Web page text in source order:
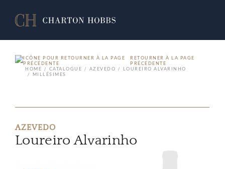
RETOURNER À LA PAGE
PRÉCÉDENTE
HOME
CATALOGUE AZEVEDO
LOUREIRO ALVARINHO
MILLÉSIMES
AZEVEDO
Loureiro Alvarinho